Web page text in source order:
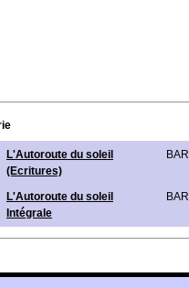
L'Autoroute du soleil
(Ecritures)
L'Autoroute du soleil
Intégrale